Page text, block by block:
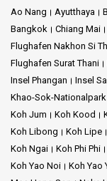
Ao Nang Ayutthaya
Bangkok
Chiang Mai
Flughafen Nakhon Si
Flughafen Surat Thani
Insel Phangan
Insel
Khao-Sok-Nationalpark
Koh Jum
Koh Kood
Koh Libong
Koh Lipe
Koh Ngai
Koh Phi Phi
Koh Yao Noi
Koh Yao